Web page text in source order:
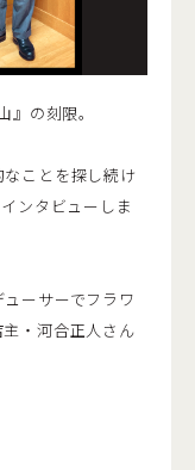
』の刻限。
ことを探し続け
ンタビューしま
ーサーでフラワ
・河合正人さん